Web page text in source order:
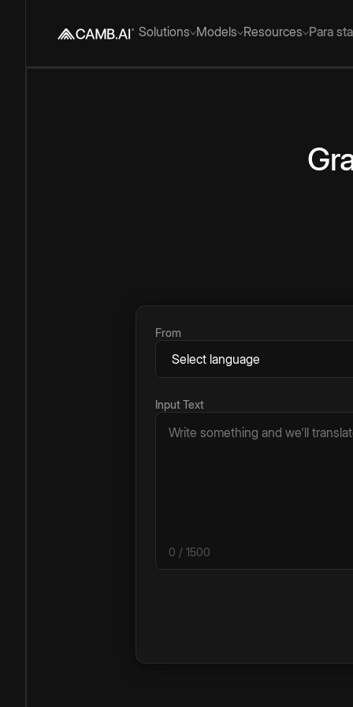
Solutions Models Resources Para
From
Input Text
0 / 1500